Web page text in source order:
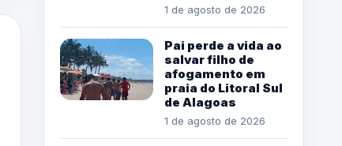
1 de agosto de 2026
Pai perde a vida ao
salvar filho de
afogamento em
praia do Litoral Sul
de Alagoas
1 de agosto de 2026